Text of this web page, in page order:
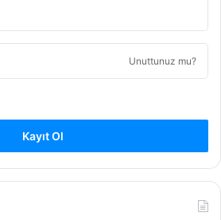
Unuttunuz mu?
Kayıt Ol